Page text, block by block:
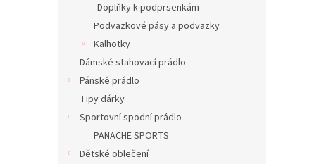
Doplňky k podprsenkám
Podvazkové pásy a podvazky
Kalhotky
Dámské stahovací prádlo
Pánské prádlo
Tipy dárky
Sportovní spodní prádlo
PANACHE SPORTS
Dětské oblečení